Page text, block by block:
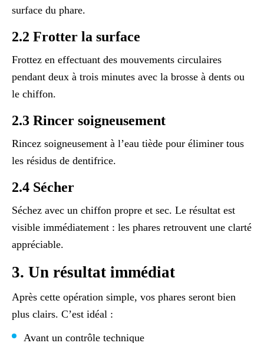
surface du phare.
2.2 Frotter la surface
Frottez en effectuant des mouvements circulaires
pendant deux à trois minutes avec la brosse à dents ou
le chiffon.
2.3 Rincer soigneusement
Rincez soigneusement à l’eau tiède pour éliminer tous
les résidus de dentifrice.
2.4 Sécher
Séchez avec un chiffon propre et sec. Le résultat est
visible immédiatement : les phares retrouvent une clarté
appréciable.
3. Un résultat immédiat
Après cette opération simple, vos phares seront bien
plus clairs. C’est idéal :
Avant un contrôle technique